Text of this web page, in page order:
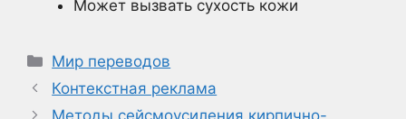
Может вызвать сухость кожи
Рубрики
Мир переводов
Контекстная реклама
Методы сейсмоусиления кирпично-